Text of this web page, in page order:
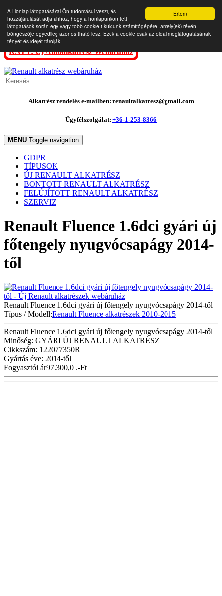
Értem
A Honlap látogatásával Ön tudomásul veszi, és
hozzájárulását adja ahhoz, hogy a honlapunkon tett
látogatások során egy vagy több cookie-t küldünk számítógépére, amely(ek) révén
böngészője egyedileg azonosítható lesz. Ezek a cookie csak az oldal meglátogatásának
tényét és idejét tárolják.
KATT: Új Autóalkatrész Webáruház
Alkatrész rendelés e-mailben: renaultalkatresz@gmail.com
Ügyfélszolgálat: +36-1-253-8366
MENU Toggle navigation
GDPR
TÍPUSOK
ÚJ RENAULT ALKATRÉSZ
BONTOTT RENAULT ALKATRÉSZ
FELÚJÍTOTT RENAULT ALKATRÉSZ
SZERVIZ
Renault Fluence 1.6dci gyári új
főtengely nyugvócsapágy 2014-
től
Renault Fluence 1.6dci gyári új főtengely nyugvócsapágy 2014-től
Típus / Modell:Renault Fluence alkatrészek 2010-2015
Renault Fluence 1.6dci gyári új főtengely nyugvócsapágy 2014-től
Minőség: GYÁRI ÚJ RENAULT ALKATRÉSZ
Cikkszám: 122077350R
Gyártás éve: 2014-től
Fogyasztói ár97.300,0 .-Ft